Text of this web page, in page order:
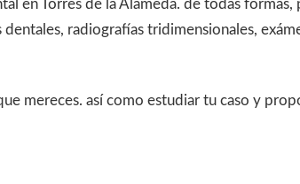
en Torres de la Alameda. de todas formas,
radiografías tridimensionales,
mereces. así como estudiar tu caso y